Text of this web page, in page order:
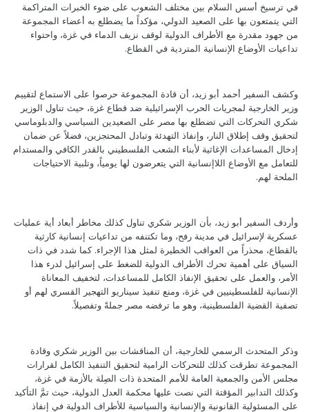
في ترسيخ أسس السلام بين مختلف الشعوب على ضوء الخبرات المتراكمة
التي يتمتعون بها على الصعيد الدولي، مؤكداً ما يضطلع به أعضاء المجموعة
من جهود مقدرة مع الأطراف الدولية لوقف نزيف الدماء في غزة، واحتواء
تداعيات الأوضاع الإنسانية المتردية في القطاع.
وكشف السفير أحمد أبو زيد، أن قادة المجموعة حرصوا على الاستماع لتقييم
وزير الخارجية لمجريات الحرب الإسرائيلية ضد قطاع غزة، حيث تناول الوزير
شكري التحركات التي تضطلع بها مصر على الصعيدين السياسي والدبلوماسي
لتحقيق وقف إطلاق النار، وإنفاذ التهدئة وتبادل المحتجزين، فضلاً عن ضمان
إدخال المساعدات الإغاثية لأبناء الشعب الفلسطيني بالقدر الكافي والمستدام
للتعامل مع الأوضاع اللاإنسانية التي يتعرضون لها يومياً، وتلبية الاحتياجات
الملحة لهم.
وأردف السفير أبو زيد، بأن الوزير شكري تناول كذلك مخاطر أبعاد أية عمليات
عسكرية لإسرائيل في مدينة رفح، وما تكتنفه من تداعيات إنسانية كارثية
بالقطاع، محذراً من العواقب الخطيرة لمثل هذا الإجراء. كما شدد في ذات
السياق على أهمية تحرك الأطراف الدولية للضغط على إسرائيل لدرء هذا
الأمر، والعمل على تحقيق الإنفاذ الكامل للمساعدات، لتخفيف المعاناة
الإنسانية للفلسطينيين في غزة، ومنع تنفيذ سيناريو التهجير القسري لهم أو
تصفية القضية الفلسطينية، وهو ما ترفضه مصر جملةً وتفصيلاً.
وذكر المتحدث الرسمي للخارجية، أن المناقشات بين الوزير شكري وقادة
المجموعة تطرقت كذلك للتحركات الرامية لتحقيق التنفيذ الكامل لقرارات
مجلس الأمن والجمعية العامة للأمم المتحدة ذات الصِلة بالأزمة في غزة،
وكذلك التدابير المؤقتة التي نصت عليها محكمة العدل الدولية، حيث تمَّ التأكيد
على المسئولية القانونية والإنسانية والسياسية للأطراف الدولية في إنفاذ